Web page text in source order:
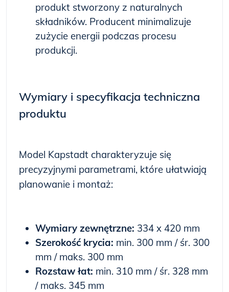
produkt stworzony z naturalnych
składników. Producent minimalizuje
zużycie energii podczas procesu
produkcji.
Wymiary i specyfikacja techniczna
produktu
Model Kapstadt charakteryzuje się
precyzyjnymi parametrami, które ułatwiają
planowanie i montaż:
Wymiary zewnętrzne: 334 x 420 mm
Szerokość krycia: min. 300 mm / śr. 300
mm / maks. 300 mm
Rozstaw łat: min. 310 mm / śr. 328 mm
/ maks. 345 mm